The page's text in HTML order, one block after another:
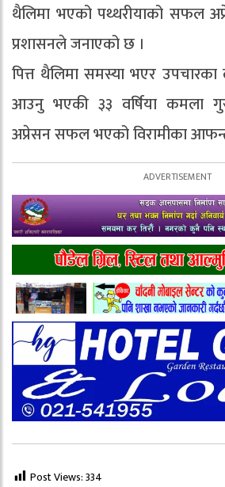
थैलिमा भएको पथ्थरीयाको सफल
प्रशासनले जनाएको छ ।
पित्त थैलिमा समस्या भएर उपचारका
आउनु भएकी ३३ वर्षिया कमला
अप्रेसन सफल भएको विरामीका
Post Views:334